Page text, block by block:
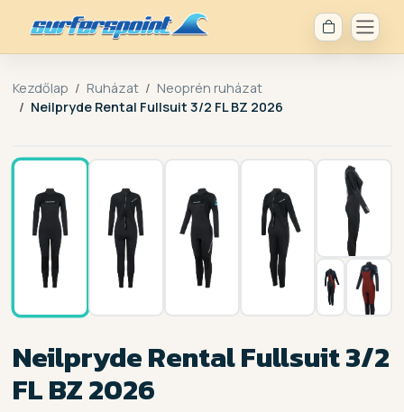
Kezdőlap Ruházat
Neoprén ruházat
Neilpryde Rental Fullsuit 3/2 FL BZ 2026
Neilpryde Rental Fullsuit 3/2
FL BZ 2026